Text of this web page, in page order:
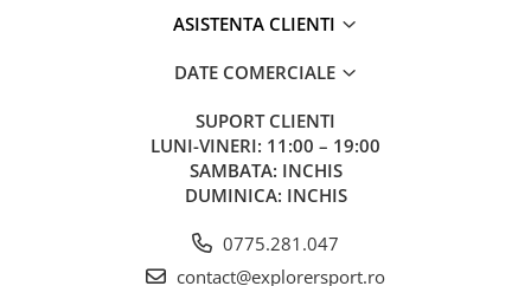
ASISTENTA CLIENTI
DATE COMERCIALE
SUPORT CLIENTI
LUNI-VINERI: 11:00 – 19:00
SAMBATA: INCHIS
DUMINICA: INCHIS
0775.281.047
contact@explorersport.ro